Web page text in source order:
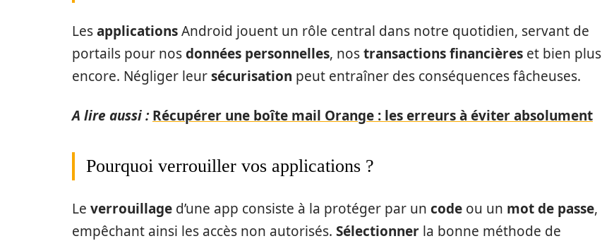
LesapplicationsAndroid jouent un rôle central dans notre quotidien, servant de
portails pour nosdonnées personnelles, nostransactions financières et bien plus
encore. Négliger leursécurisation peut entraîner des conséquences fâcheuses.
A lire aussi : Récupérer une boîte mail Orange : les erreurs à éviter absolument
Pourquoi verrouiller vos applications ?
Le verrouillage d’une app consiste à la protéger par un code ou un mot de passe,
empêchant ainsi les accès non autorisés. Sélectionner la bonne méthode de